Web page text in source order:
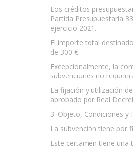
Los créditos
Partida Presupuestaria
ejercicio 2021.
El importe total
de 300 €.
Excepcionalmente, la
subvenciones no
La fijación y utilización
aprobado por Real
3. Objeto, Condiciones y
La subvención tiene por
Este certamen tiene